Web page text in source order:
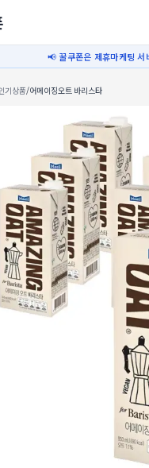
📢 꿀쿠폰은 제휴마케팅
기상품/어메이징오트 바리스타